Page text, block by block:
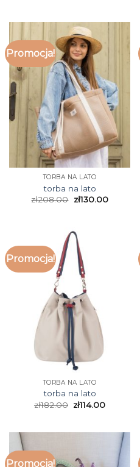
Promocja!
TORBA NA LATO
torba na lato
zł208.00 zł130.00
Promocja!
TORBA NA LATO
torba na lato
zł182.00 zł114.00
Promocja!